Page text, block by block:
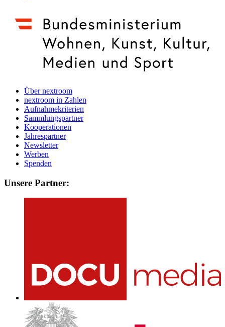
Über nextroom
nextroom in Zahlen
Aufnahmekriterien
Sammlungspartner
Kooperationen
Jahrespartner
Newsletter
Werben
Spenden
Unsere Partner: